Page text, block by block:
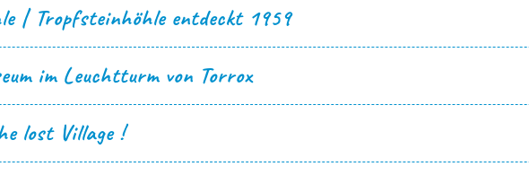
| Tropfsteinhöhle entdeckt 1959
im Leuchtturm von Torrox
lost Village !